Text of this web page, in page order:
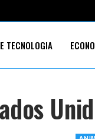
TECNOLOGIA